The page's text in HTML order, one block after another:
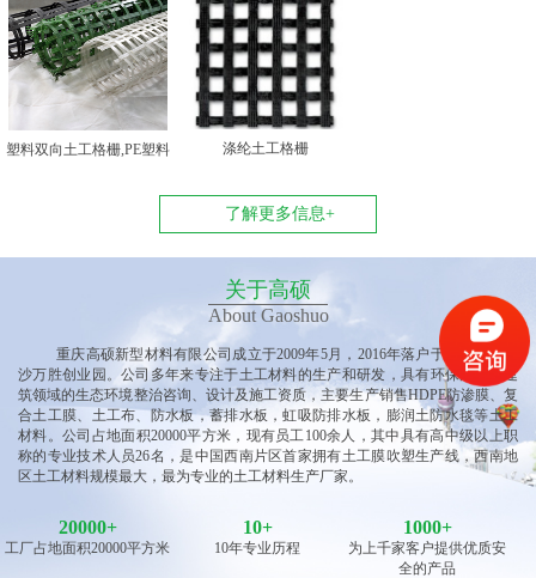
塑料双向土工格栅,PE塑料 涤纶土工格栅
了解更多信息+
关于高硕
About Gaoshuo
重庆高硕新型材料有限公司 成立于2009年5月，2016年落户于重庆垫江黄
沙万胜创业园 。公司多年来专注于土工材料的生产和研发，具有环保产业、建
筑领域的生态环境整治咨询、设计及施工资质，主要生产销售HDPE防渗膜、复
合土工膜、土工布、防水板，蓄排水板，虹吸防排水板，膨润土防水毯等土工
材料。公司占地面积20000平方米，现有员工100余人，其中具有高中级以上职
称的专业技术人员26名，是中国西南片区首家拥有土工膜吹塑生产线，西南地
区土工材料规模最大，最为专业的土工材料生产厂家。
20000+
工厂占地面积20000平方米
10+
10年专业历程
1000+
为上千家客户提供优质安
全的产品